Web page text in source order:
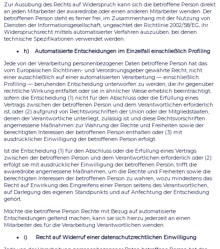
Zur Ausübung des Rechts auf Widerspruch kann sich die betroffene Person direkt
an jeden Mitarbeiter der awaredrobe oder einen anderen Mitarbeiter wenden. Der
betroffenen Person steht es ferner frei, im Zusammenhang mit der Nutzung von
Diensten der Informationsgesellschaft, ungeachtet der Richtlinie 2002/58/EG, ihr
Widerspruchsrecht mittels automatisierter Verfahren auszuüben, bei denen
technische Spezifikationen verwendet werden.
h) Automatisierte Entscheidungen im Einzelfall einschließlich Profiling
Jede von der Verarbeitung personenbezogener Daten betroffene Person hat das
vom Europäischen Richtlinien- und Verordnungsgeber gewährte Recht, nicht
einer ausschließlich auf einer automatisierten Verarbeitung — einschließlich
Profiling — beruhenden Entscheidung unterworfen zu werden, die ihr gegenüber
rechtliche Wirkung entfaltet oder sie in ähnlicher Weise erheblich beeinträchtigt,
sofern die Entscheidung (1) nicht für den Abschluss oder die Erfüllung eines
Vertrags zwischen der betroffenen Person und dem Verantwortlichen erforderlich
ist, oder (2) aufgrund von Rechtsvorschriften der Union oder der Mitgliedstaaten,
denen der Verantwortliche unterliegt, zulässig ist und diese Rechtsvorschriften
angemessene Maßnahmen zur Wahrung der Rechte und Freiheiten sowie der
berechtigten Interessen der betroffenen Person enthalten oder (3) mit
ausdrücklicher Einwilligung der betroffenen Person erfolgt.
Ist die Entscheidung (1) für den Abschluss oder die Erfüllung eines Vertrags
zwischen der betroffenen Person und dem Verantwortlichen erforderlich oder (2)
erfolgt sie mit ausdrücklicher Einwilligung der betroffenen Person, trifft die
awaredrobe angemessene Maßnahmen, um die Rechte und Freiheiten sowie die
berechtigten Interessen der betroffenen Person zu wahren, wozu mindestens das
Recht auf Erwirkung des Eingreifens einer Person seitens des Verantwortlichen,
auf Darlegung des eigenen Standpunkts und auf Anfechtung der Entscheidung
gehört.
Möchte die betroffene Person Rechte mit Bezug auf automatisierte
Entscheidungen geltend machen, kann sie sich hierzu jederzeit an einen
Mitarbeiter des für die Verarbeitung Verantwortlichen wenden.
i) Recht auf Widerruf einer datenschutzrechtlichen Einwilligung